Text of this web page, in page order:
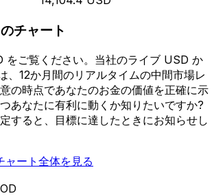
チャート
をご覧ください。当社のライブ USD か
、12か月間のリアルタイムの中間市場レ
の時点であなたのお金の価値を正確に示
あなたに有利に動くか知りたいですか?
すると、目標に達したときにお知らせし
ャート全体を見る